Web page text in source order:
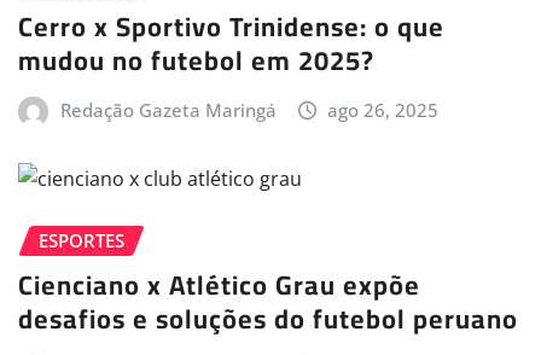
Cerro x Sportivo Trinidense: o que
mudou no futebol em 2025?
Redação Gazeta Maringá ago 26, 2025
ESPORTES
Cienciano x Atlético Grau expõe
desafios e soluções do futebol peruano